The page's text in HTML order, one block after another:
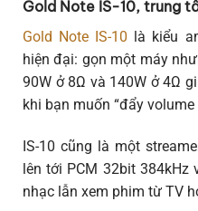
Gold Note IS-10, trung
Gold Note IS-10 là kiểu
hiện đại: gọn một máy
90W ở 8Ω và 140W ở 4Ω
khi bạn muốn “đẩy volume
IS-10 cũng là một
lên tới PCM 32bit 384kHz
nhạc lẫn xem phim từ TV